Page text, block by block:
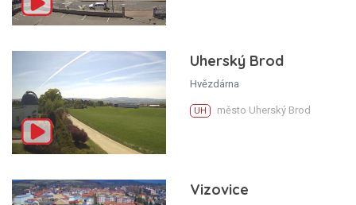
Uherský Brod
Hvězdárna
UH město Uherský Brod
Vizovice